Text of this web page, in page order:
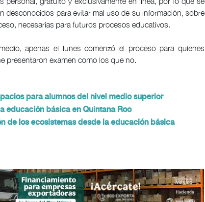
desconocidos para evitar mal uso de su información, sobre
necesarias para futuros procesos educativos.
apenas el lunes comenzó el proceso para quienes
presentaron examen como los que no.
para alumnos del nivel medio superior
educación básica en Quintana Roo
de los ecosistemas desde la educación básica